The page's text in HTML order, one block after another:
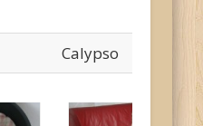
Calypso